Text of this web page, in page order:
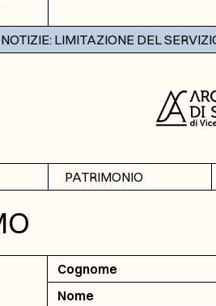
LIMITAZIONE DEL SERVIZIO
PATRIMONIO
Cognome
Nome